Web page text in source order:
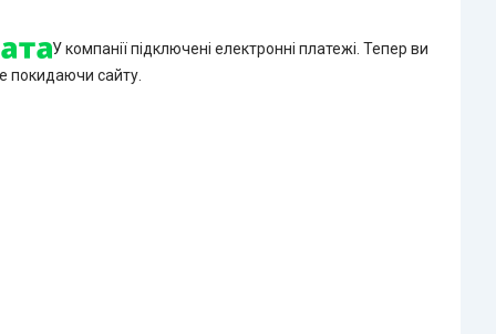
У компанії підключені електронні платежі. Тепер ви
покидаючи сайту.